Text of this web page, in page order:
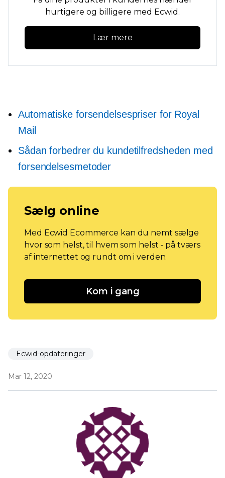
hurtigere og billigere med Ecwid.
Lær mere
Automatiske forsendelsespriser for Royal
Mail
Sådan forbedrer du kundetilfredsheden med
forsendelsesmetoder
Sælg online
Med Ecwid Ecommerce kan du nemt sælge
hvor som helst, til hvem som helst - på tværs
af internettet og rundt om i verden.
Kom i gang
Ecwid-opdateringer
Mar 12, 2020